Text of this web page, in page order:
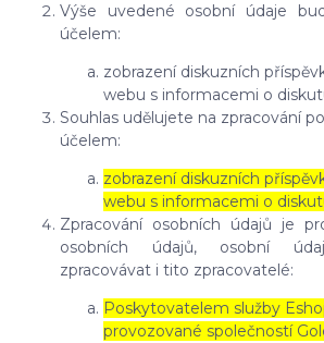
Výše uvedené osobní údaje
účelem:
zobrazení diskuzních
webu s informacemi o
Souhlas udělujete na zpracování
účelem:
zobrazení diskuzních
webu s informacemi o
Zpracování osobních údajů je
osobních údajů, osobní
zpracovávat i tito zpracovatelé:
Poskytovatelem služby
provozované společností